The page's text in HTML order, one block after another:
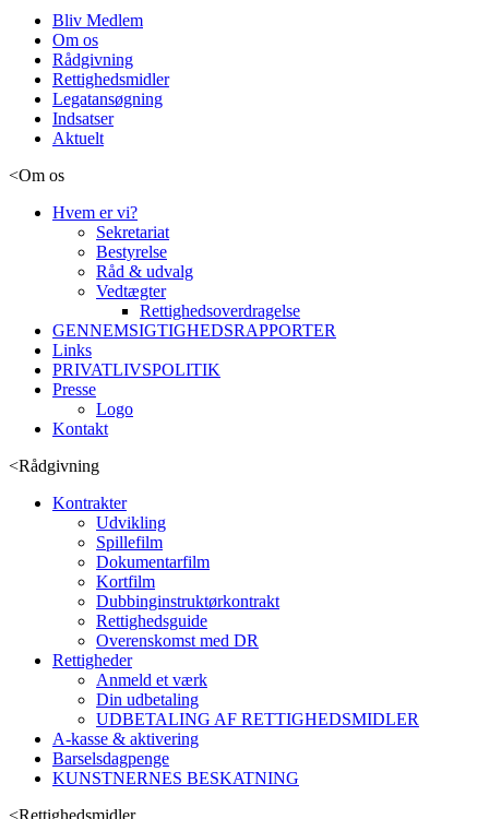
Bliv Medlem
Om os
Rådgivning
Rettighedsmidler
Legatansøgning
Indsatser
Aktuelt
<Om os
Hvem er vi?
Sekretariat
Bestyrelse
Råd & udvalg
Vedtægter
Rettighedsoverdragelse
GENNEMSIGTIGHEDSRAPPORTER
Links
PRIVATLIVSPOLITIK
Presse
Logo
Kontakt
<Rådgivning
Kontrakter
Udvikling
Spillefilm
Dokumentarfilm
Kortfilm
Dubbinginstruktørkontrakt
Rettighedsguide
Overenskomst med DR
Rettigheder
Anmeld et værk
Din udbetaling
UDBETALING AF RETTIGHEDSMIDLER
A-kasse & aktivering
Barselsdagpenge
KUNSTNERNES BESKATNING
<Rettighedsmidler